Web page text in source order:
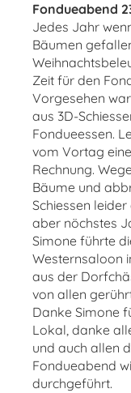
Fondueabend
Jedes Jahr
Bäumen
Zeit für den
Vorgesehen
aus 3D-
Fondueessen.
vom Vortag
Rechnung.
Bäume und
Schiessen
aber nöchstes
Simone führte
Westernsaloon
aus der
von allen
Danke Simone
Lokal, danke
und auch allen
Fondueabend
durchgeführt.